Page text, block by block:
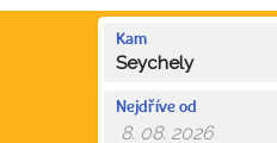
Kam
Seychely
Nejdříve od